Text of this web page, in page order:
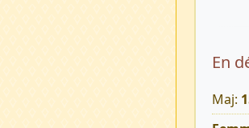
En
Maj: